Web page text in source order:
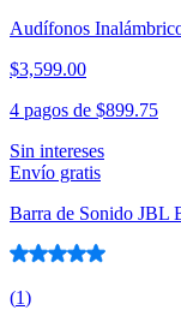
Audífonos
$3,599.00
4 pagos de $899.75
Sin intereses
Envío gratis
Barra de Sonido JBL
(1)